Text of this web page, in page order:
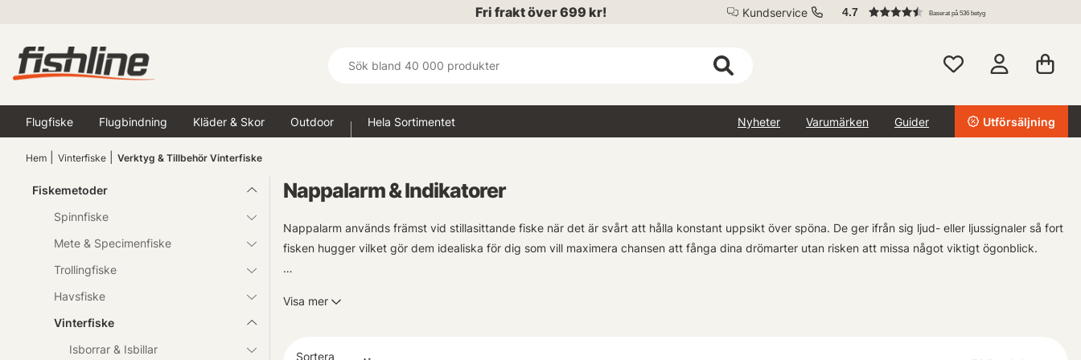
Fri frakt över 699 kr! Kundservice 4.7 Baserat på 536 betyg
Flugfiske Flugbindning Kläder & Skor Outdoor Hela Sortimentet Nyheter Varumärken Guider Utförsäljning
Hem Vinterfiske Verktyg & Tillbehör Vinterfiske
Fiskemetoder
Spinnfiske
Mete & Specimenfiske
Trollingfiske
Havsfiske
Vinterfiske
Isborrar & Isbillar
Nappalarm & Indikatorer
Nappalarm används främst vid stillasittande fiske när det är svårt att hålla konstant uppsikt över spöna. De ger ifrån sig ljud- eller ljussignaler så fort
fisken hugger vilket gör dem idealiska för dig som vill maximera chansen att fånga dina drömarter utan risken att missa något viktigt ögonblick.
exempelvis sitter runt lägerelden under kvällsfisken och inte har full insyn i alla sina beten samtidigt.
Visa mer
Sortera